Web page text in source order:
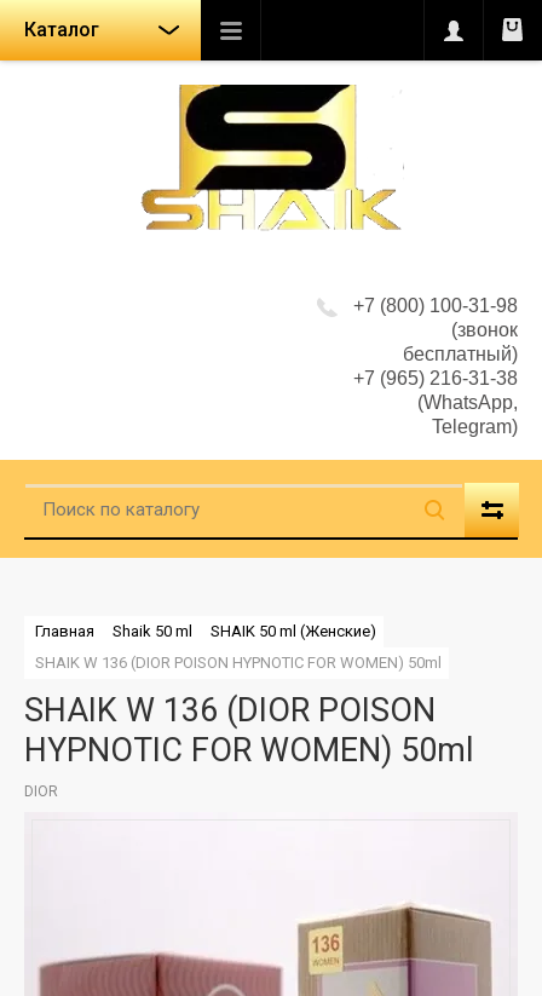
Каталог
+7 (800) 100-31-98
(звонок
бесплатный)
+7 (965) 216-31-38
(WhatsApp,
Telegram)
Главная Shaik 50 ml
SHAIK 50 ml (Женские)
SHAIK W 136 (DIOR POISON HYPNOTIC FOR WOMEN) 50ml
SHAIK W 136 (DIOR POISON
HYPNOTIC FOR WOMEN) 50ml
DIOR